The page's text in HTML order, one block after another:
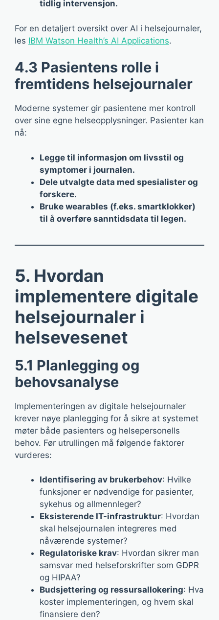
tidlig intervensjon.
For en detaljert oversikt over AI i helsejournaler,
les IBM Watson Health’s AI Applications.
4.3 Pasientens rolle i
fremtidens helsejournaler
Moderne systemer gir pasientene mer kontroll
over sine egne helseopplysninger. Pasienter kan
nå:
Legge til informasjon om livsstil og
symptomer i journalen.
Dele utvalgte data med spesialister og
forskere.
Bruke wearables (f.eks. smartklokker)
til å overføre sanntidsdata til legen.
5. Hvordan
implementere digitale
helsejournaler i
helsevesenet
5.1 Planlegging og
behovsanalyse
Implementeringen av digitale helsejournaler
krever nøye planlegging for å sikre at systemet
møter både pasienters og helsepersonells
behov. Før utrullingen må følgende faktorer
vurderes:
Identifisering av brukerbehov: Hvilke
funksjoner er nødvendige for pasienter,
sykehus og allmennleger?
Eksisterende IT-infrastruktur: Hvordan
skal helsejournalen integreres med
nåværende systemer?
Regulatoriske krav: Hvordan sikrer man
samsvar med helseforskrifter som GDPR
og HIPAA?
Budsjettering og ressursallokering: Hva
koster implementeringen, og hvem skal
finansiere den?